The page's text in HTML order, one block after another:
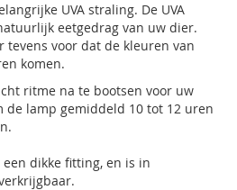
UVA straling. De UVA
eetgedrag van uw dier.
tevens voor dat de kleuren van
komen.
ritme na te bootsen voor uw
de lamp gemiddeld 10 tot 12 uren
dikke fitting, en is in